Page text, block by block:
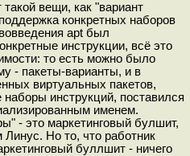
вещи, как "вариант
конкретных наборов
apt был
инструкции, всё это
то есть можно было
- пакеты-варианты, и в
виртуальных пакетов,
инструкций, поставился
именем.
- это маркетинговый булшит,
Линус. Но то, что работник
буллшит - ничего